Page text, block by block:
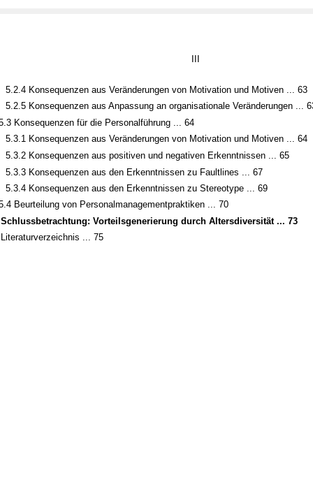
5.2.4 Konsequenzen aus Veränderungen von Motivation und Motiven ... 63
5.2.5 Konsequenzen aus Anpassung an organisationale Veränderungen ...
Konsequenzen für die Personalführung ... 64
5.3.1 Konsequenzen aus Veränderungen von Motivation und Motiven ... 64
5.3.2 Konsequenzen aus positiven und negativen Erkenntnissen ... 65
5.3.3 Konsequenzen aus den Erkenntnissen zu Faultlines ... 67
5.3.4 Konsequenzen aus den Erkenntnissen zu Stereotype ... 69
Beurteilung von Personalmanagementpraktiken ... 70
Vorteilsgenerierung durch Altersdiversität ... 73
... 75